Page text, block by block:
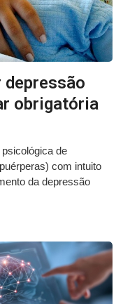
obrigatória
de
com intuito
da depressão